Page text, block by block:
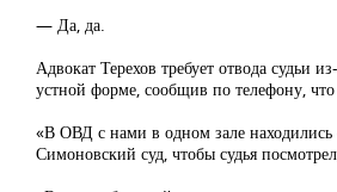
— Да, да.
Адвокат Терехов требует отвода судьи
устной форме, сообщив по телефону,
«В ОВД с нами в одном зале находились
Симоновский суд, чтобы судья